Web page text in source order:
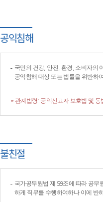
공익침해
국민의 건강, 안전, 환경, 소비자의
공익침해 대상 또는 법률을 위반하
* 관계법령: 공익신고자 보호법 및 동
불친절
국가공무원법 제 59조에 따라 공무
하게 직무를 수행하여하나 이에 반